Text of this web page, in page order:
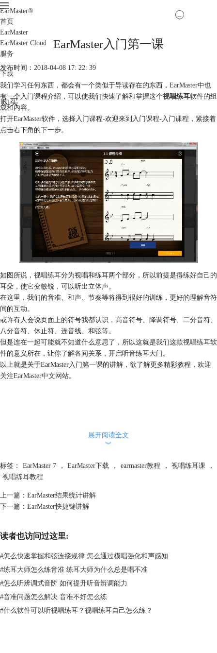
EarMaster®
首页
EarMaster
EarMaster Cloud
服务
下载
购买
EarMaster入门第一课
发布时间：2018-04-08 17: 22: 39
我们学习任何东西，都会有一个类似于导读存在的东西， EarMaster中也
有一个入门课程介绍，可以使我们快速了解和掌握这个视唱练耳软件的组
成和内容。
打开EarMaster软件，选择入门课程-欢迎来到入门课程-入门课程，紧接着
点击右下角的下一步。
如图所说， 视唱练耳分为视唱和练耳两个部分，所以前提是得练好自己的
耳朵，使它变敏锐，可以听出立体声。
在这里，我们的音准、和声、节奏等将得到很好的训练，更好的理解音符
间的互动。
或许有人会说页面上的符号我都认识，高音符号、降调符号、二分音符、
八分音符、休止符、连音线、和弦等。
但是连在一起可能就不知道什么意思了，所以这就是我们这款视唱练耳软
件的意义所在，让你了解各间关系，开启听音练耳大门。
以上就是关于EarMaster入门第一课的讲解，欲了解更多精彩教程，欢迎
关注EarMaster中文网站。
展开阅读全文
︾
标签： EarMaster 7 ， EarMaster下载 ， earmaster教程 ， 视唱练耳课
，
视唱练耳教程
上一篇： EarMaster结果统计讲解
下一篇： EarMaster快捷键讲解
读者也访问过这里:
#怎么快速掌握和弦连接规律 怎么通过模唱强化和声感知
#练耳大师怎么练音准 练耳大师为什么总是唱不准
#怎么听辨调式音阶 如何提升听音辨调能力
#音准问题怎么解决 音准不好怎么练
#什么软件可以听视唱练耳？视唱练耳自己怎么练？